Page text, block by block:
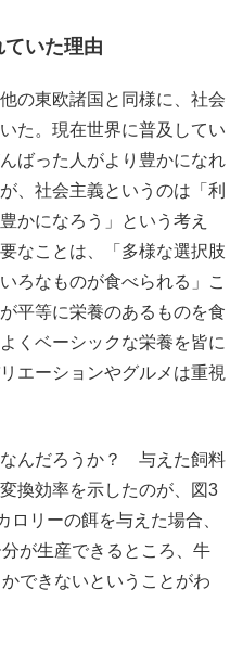
いた理由
の東欧諸国と同様に、社会
た。現在世界に普及してい
ばった人がより豊かになれ
、社会主義というのは「利
かになろう」という考え
なことは、「多様な選択肢
ろなものが食べられる」こ
平等に栄養のあるものを食
くベーシックな栄養を皆に
エーションやグルメは重視
んだろうか？ 与えた飼料
換効率を示したのが、図3
リーの餌を与えた場合、
が生産できるところ、牛
できないということがわ